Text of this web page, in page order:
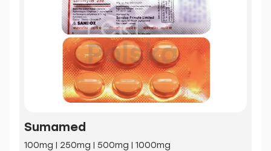
Sumamed
100mg | 250mg | 500mg | 1000mg